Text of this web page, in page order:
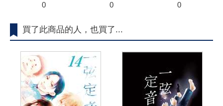
0
0
0
買了此商品的人，也買了...